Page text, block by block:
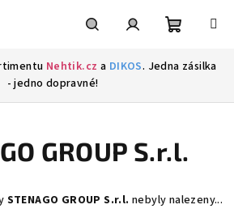
Nehtik.cz a DIKOS. Jedna zásilka
- jedno dopravné!
GROUP S.r.l.
STENAGO GROUP S.r.l. nebyly nalezeny...